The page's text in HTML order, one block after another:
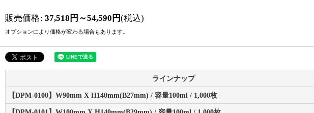
販売価格: 37,518 円 ～54,590 円(税込)
オプションにより価格が変わる場合もあります。
ラインナップ
【DPM-0100】W90mm X H140mm(B27mm) / 容量100ml / 1,000枚